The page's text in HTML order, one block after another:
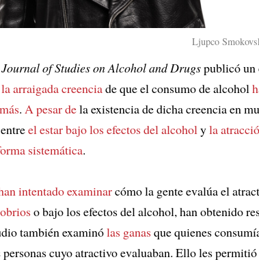
Ljupco
Journal of Studies on Alcohol and Drugspublicó un
la arraigada creenciade que el consumo de alcohol
. A pesar dela existencia de dicha creencia en
el estar bajo los efectos del alcoholyla
sistemática.
intentado examinarcómo la gente evalúa el
o bajo los efectos del alcohol, han obtenido
también examinólas ganasque quienes
personas cuyo atractivo evaluaban. Ello les